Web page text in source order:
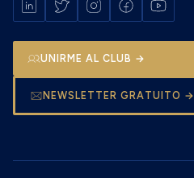
UNIRME AL CLUB →
NEWSLETTER GRATUITO →